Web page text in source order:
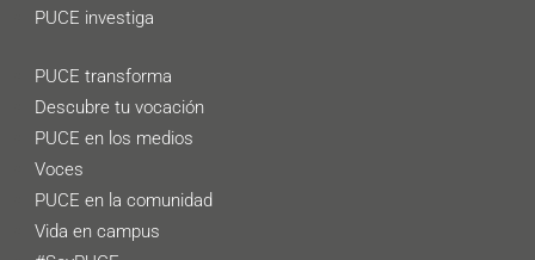
PUCE investiga
PUCE transforma
Descubre tu vocación
PUCE en los medios
Voces
PUCE en la comunidad
Vida en campus